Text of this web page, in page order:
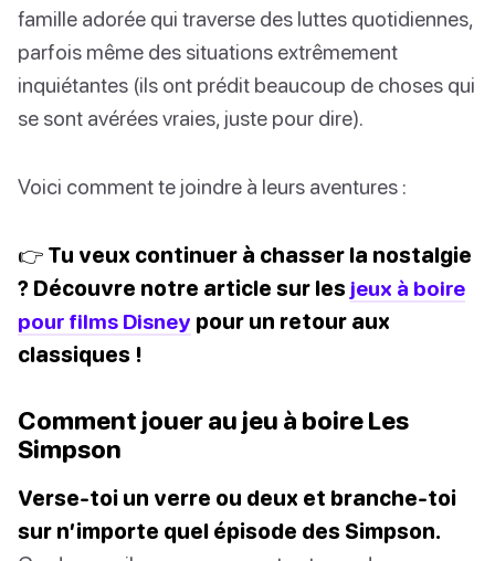
famille adorée qui traverse des luttes quotidiennes,
parfois même des situations extrêmement
inquiétantes (ils ont prédit beaucoup de choses qui
se sont avérées vraies, juste pour dire).
Voici comment te joindre à leurs aventures :
👉 Tu veux continuer à chasser la nostalgie
? Découvre notre article sur les jeux à boire
pour films Disney pour un retour aux
classiques !
Comment jouer au jeu à boire Les
Simpson
Verse-toi un verre ou deux et branche-toi
sur n’importe quel épisode des Simpson.